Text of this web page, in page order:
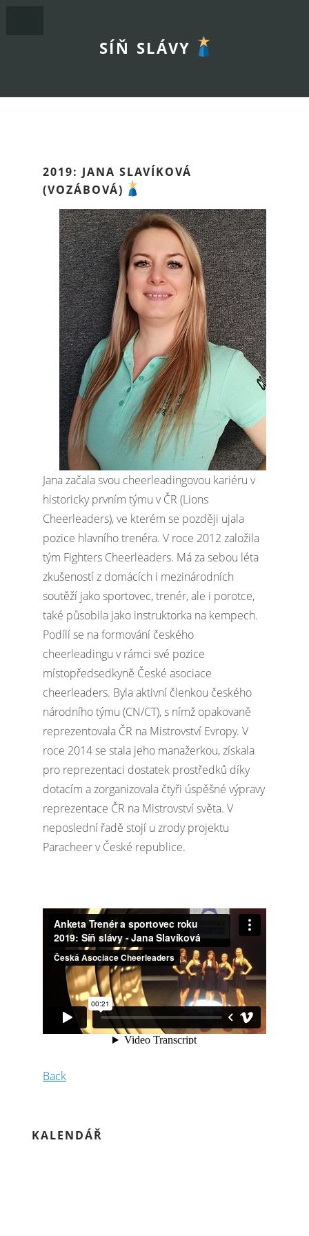
SÍŇ SLÁVY
2019: JANA SLAVÍKOVÁ
(VOZÁBOVÁ)
Jana začala svou cheerleadingovou kariéru v
historicky prvním týmu v ČR (Lions
Cheerleaders), ve kterém se později ujala
pozice hlavního trenéra. V roce 2012 založila
tým Fighters Cheerleaders. Má za sebou léta
zkušeností z domácích i mezinárodních
soutěží jako sportovec, trenér, ale i porotce,
také působila jako instruktorka na kempech.
Podílí se na formování českého
cheerleadingu v rámci své pozice
místopředsedkyně České asociace
cheerleaders. Byla aktivní členkou českého
národního týmu (CN/CT), s nímž opakovaně
reprezentovala ČR na Mistrovství Evropy. V
roce 2014 se stala jeho manažerkou, získala
pro reprezentaci dostatek prostředků díky
dotacím a zorganizovala čtyři úspěšné výpravy
reprezentace ČR na Mistrovství světa. V
neposlední řadě stojí u zrody projektu
Paracheer v České republice.
Back
KALENDÁŘ